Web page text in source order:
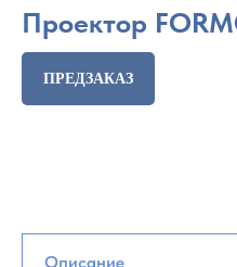
Проектор
ПРЕДЗАКАЗ